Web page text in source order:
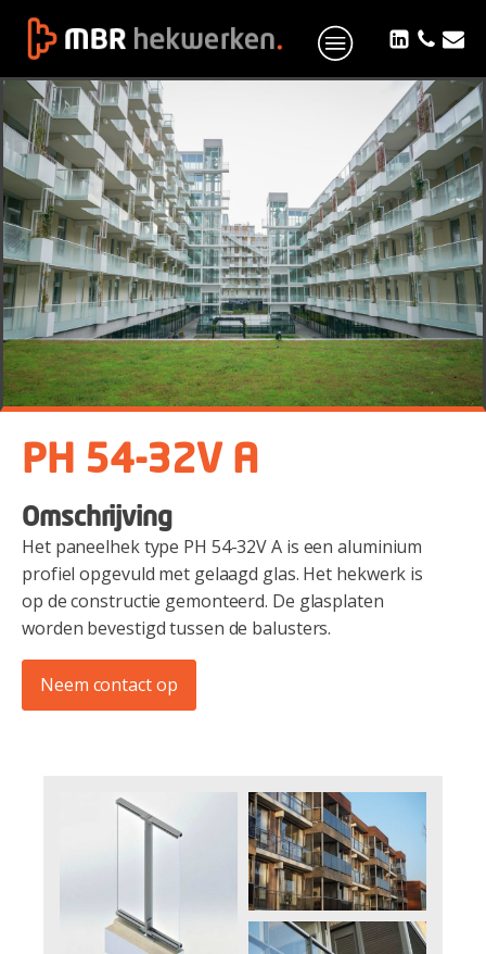
PH 54-32V A
Omschrijving
Het paneelhek type PH 54-32V A is een aluminium
profiel opgevuld met gelaagd glas. Het hekwerk is
op de constructie gemonteerd. De glasplaten
worden bevestigd tussen de balusters.
Neem contact op